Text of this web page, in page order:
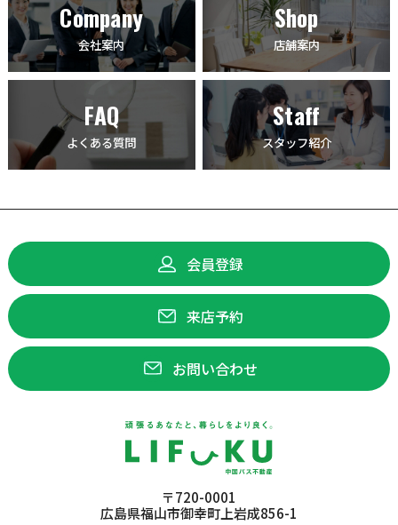
Company
会社案内
Shop
店舗案内
FAQ
よくある質問
Staff
スタッフ紹介
会員登録
来店予約
お問い合わせ
〒720-0001
広島県福山市御幸町上岩成856-1